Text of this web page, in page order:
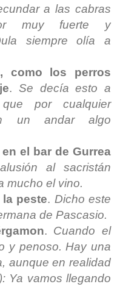
a las cabras
muy fuerte y
siempre olía a
como los perros
. Se decía esto a
por cualquier
un andar algo
el bar de Gurrea
al sacristán
mucho el vino.
peste. Dicho este
de Pascasio.
. Cuando el
y penoso. Hay una
aunque en realidad
Ya vamos llegando